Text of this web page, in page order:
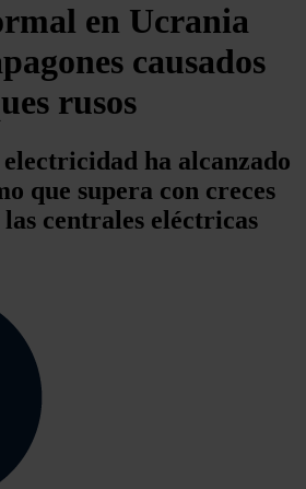
en Ucrania
causados
rusos
ha alcanzado
que supera con creces
centrales eléctricas